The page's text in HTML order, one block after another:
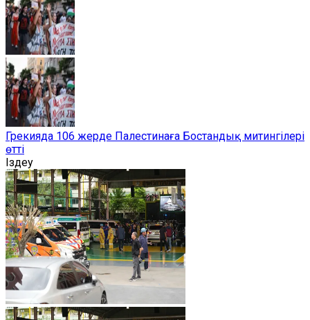
Грекияда 106 жерде Палестинаға Бостандық митингілері
өтті
Іздеу